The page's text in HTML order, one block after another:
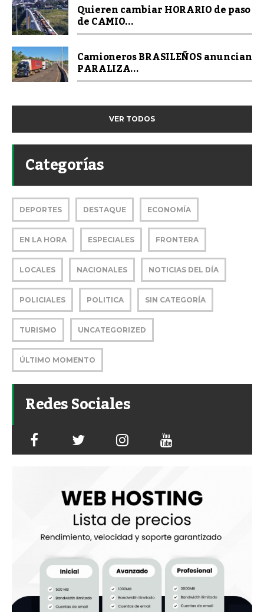
Quieren cambiar HORARIO de paso
de CAMIO...
Camioneros BRASILEÑOS anuncian
PARALIZA...
VER TODOS
Categorías
DEPORTES DESTAQUE ECONOMÍA
EN LA HORA ESPECIALES FRONTERA
LOCALES NACIONALES NOTICIAS DEL DÍA
POLICIALES POLITICA SIN CATEGORÍA
TURISMO UNCATEGORIZED
ÚLTIMO MOMENTO
Redes Sociales